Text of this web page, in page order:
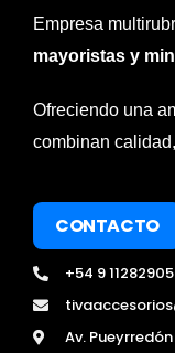
Empresa
mayoristas y
Ofreciendo una
combinan
CONTACTO
+54 9
Av.